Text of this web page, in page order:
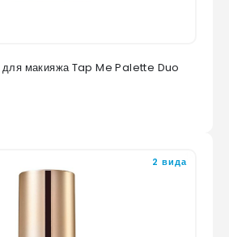
макияжа Tap Me Palette Duo
2 вида